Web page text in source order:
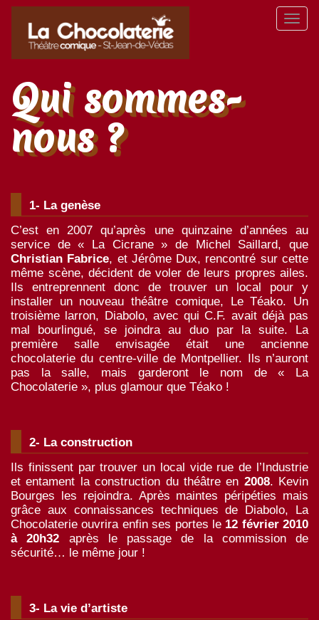
Aller
contenu
principal
Qui sommes-
nous ?
1- La genèse
C’est en 2007 qu’après une quinzaine d’années au
service de « La Cicrane » de Michel Saillard, que
Christian Fabrice, et Jérôme Dux, rencontré sur cette
même scène, décident de voler de leurs propres ailes.
Ils entreprennent donc de trouver un local pour y
installer un nouveau théâtre comique, Le Téako. Un
troisième larron, Diabolo, avec qui C.F. avait déjà pas
mal bourlingué, se joindra au duo par la suite. La
première salle envisagée était une ancienne
chocolaterie du centre-ville de Montpellier. Ils n’auront
pas la salle, mais garderont le nom de « La
Chocolaterie », plus glamour que Téako !
2- La construction
Ils finissent par trouver un local vide rue de l’Industrie
et entament la construction du théâtre en 2008. Kevin
Bourges les rejoindra. Après maintes péripéties mais
grâce aux connaissances techniques de Diabolo, La
Chocolaterie ouvrira enfin ses portes le 12 février 2010
à 20h32 après le passage de la commission de
sécurité… le même jour !
3- La vie d’artiste